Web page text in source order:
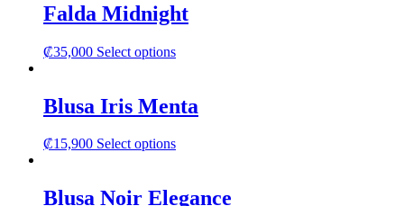
Falda Midnight
₡35,000 Select optionsThis
multiple
variants.
options
chosen
Blusa Iris Menta
₡15,900 Select optionsThis
multiple
Blusa Noir Elegance